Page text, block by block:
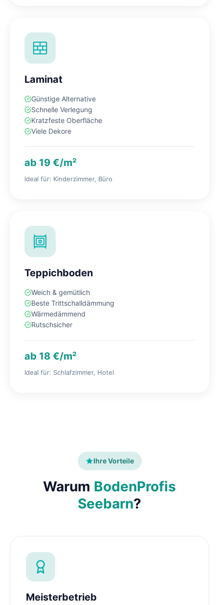
Laminat
Günstige Alternative
Schnelle Verlegung
Kratzfeste Oberfläche
Viele Dekore
ab 19 €/m²
Ideal für: Kinderzimmer, Büro
Teppichboden
Weich & gemütlich
Beste Trittschalldämmung
Wärmedämmend
Rutschsicher
ab 18 €/m²
Ideal für: Schlafzimmer, Hotel
Ihre Vorteile
Warum BodenProfis
Seebarn?
Meisterbetrieb